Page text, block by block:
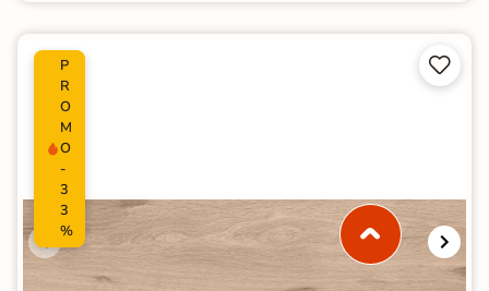
P
R
O
M
O
-
3
3
%

